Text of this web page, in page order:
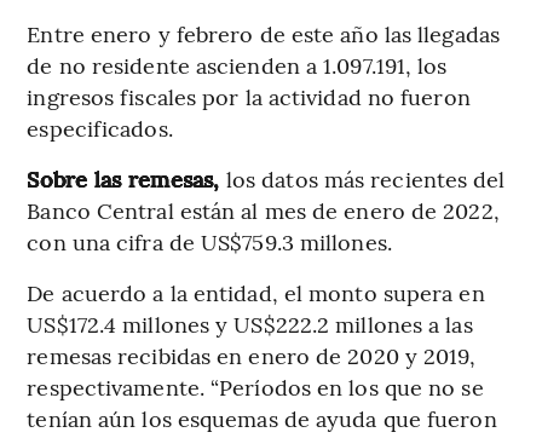
Entre enero y febrero de este año las llegadas
de no residente ascienden a 1.097.191, los
ingresos fiscales por la actividad no fueron
especificados.
Sobre las remesas, los datos más recientes del
Banco Central están al mes de enero de 2022,
con una cifra de US$759.3 millones.
De acuerdo a la entidad, el monto supera en
US$172.4 millones y US$222.2 millones a las
remesas recibidas en enero de 2020 y 2019,
respectivamente. “Períodos en los que no se
tenían aún los esquemas de ayuda que fueron